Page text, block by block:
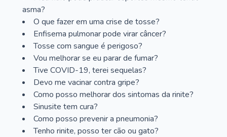
asma?
O que fazer em uma crise de tosse?
Enfisema pulmonar pode virar câncer?
Tosse com sangue é perigoso?
Vou melhorar se eu parar de fumar?
Tive COVID-19, terei sequelas?
Devo me vacinar contra gripe?
Como posso melhorar dos sintomas da rinite?
Sinusite tem cura?
Como posso prevenir a pneumonia?
Tenho rinite, posso ter cão ou gato?